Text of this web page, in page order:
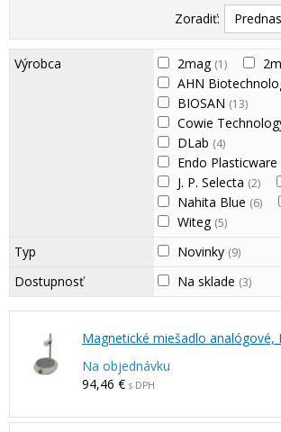
Zoradiť:
Výrobca 2mag (1)
AHN
BIOSAN (13)
Cowie
DLab (4)
Endo Plasticware
J. P. Selecta (2)
Nahita Blue (6)
Witeg (5)
Typ Novinky (9)
Dostupnosť Na sklade (3)
Magnetické miešadlo analógové,
Na objednávku
94,46 € s DPH